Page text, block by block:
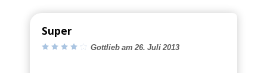
Super
Gottlieb am 26. Juli 2013